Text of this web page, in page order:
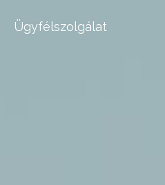
Ügyfélszolgálat